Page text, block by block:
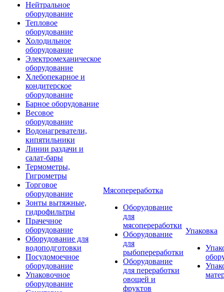
Нейтральное
оборудование
Тепловое
оборудование
Холодильное
оборудование
Электромеханическое
оборудование
Хлебопекарное и
кондитерское
оборудование
Барное оборудование
Весовое
оборудование
Водонагреватели,
кипятильники
Линии раздачи и
салат-бары
Термометры,
Гигрометры
Торговое
оборудование
Зонты вытяжные,
гидрофильтры
Прачечное
оборудование
Оборудование для
водоподготовки
Посудомоечное
оборудование
Упаковочное
оборудование
Мясопереработка
Оборудование
для
мясопереработки
Оборудование
для
рыбопереработки
Оборудование
для переработки
овощей и
фруктов
Упаковка